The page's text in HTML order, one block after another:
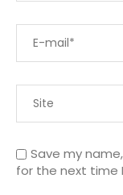
Save my
for the next time